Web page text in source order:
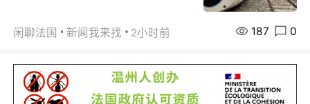
闲聊法国 新闻我来找 2小时前 187 0